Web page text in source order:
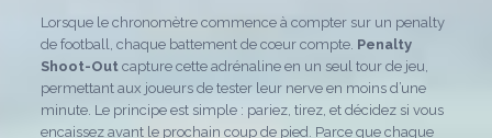
Lorsque le chronomètre commence à compter sur un penalty
de football, chaque battement de cœur compte. Penalty
Shoot-Out capture cette adrénaline en un seul tour de jeu,
permettant aux joueurs de tester leur nerve en moins d’une
minute. Le principe est simple : pariez, tirez, et décidez si vous
encaissez avant le prochain coup de pied. Parce que chaque